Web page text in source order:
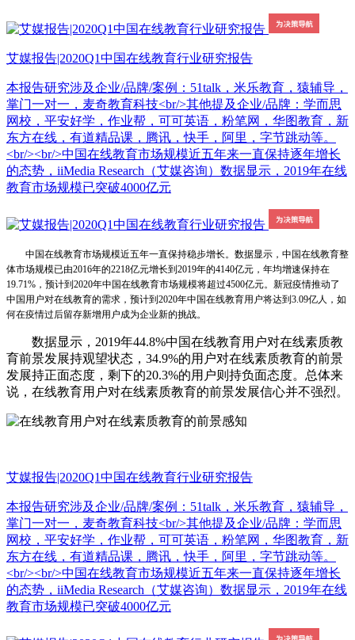
艾媒报告|2020Q1中国在线教育行业研究报告
本报告研究涉及企业/品牌/案例：51talk，米乐教育，猿辅导，
掌门一对一，麦奇教育科技<br/>其他提及企业/品牌：学而思
网校，平安好学，作业帮，可可英语，粉笔网，华图教育，新
东方在线，有道精品课，腾讯，快手，阿里，字节跳动等。
<br/><br/>中国在线教育市场规模近五年来一直保持逐年增长
的态势，iiMedia Research（艾媒咨询）数据显示，2019年在线
教育市场规模已突破4000亿元
中国在线教育市场规模近五年一直保持稳步增长。数据显示，中国在线教育整
体市场规模已由2016年的2218亿元增长到2019年的4140亿元，年均增速保持在
19.71%，预计到2020年中国在线教育市场规模将超过4500亿元。新冠疫情推动了
中国用户对在线教育的需求，预计到2020年中国在线教育用户将达到3.09亿人，如
何在疫情过后留存新增用户成为企业新的挑战。
数据显示，2019年44.8%中国在线教育用户对在线素质教
育前景发展持观望状态，34.9%的用户对在线素质教育的前景
发展持正面态度，剩下的20.3%的用户则持负面态度。总体来
说，在线教育用户对在线素质教育的前景发展信心并不强烈。
艾媒报告|2020Q1中国在线教育行业研究报告
本报告研究涉及企业/品牌/案例：51talk，米乐教育，猿辅导，
掌门一对一，麦奇教育科技<br/>其他提及企业/品牌：学而思
网校，平安好学，作业帮，可可英语，粉笔网，华图教育，新
东方在线，有道精品课，腾讯，快手，阿里，字节跳动等。
<br/><br/>中国在线教育市场规模近五年来一直保持逐年增长
的态势，iiMedia Research（艾媒咨询）数据显示，2019年在线
教育市场规模已突破4000亿元